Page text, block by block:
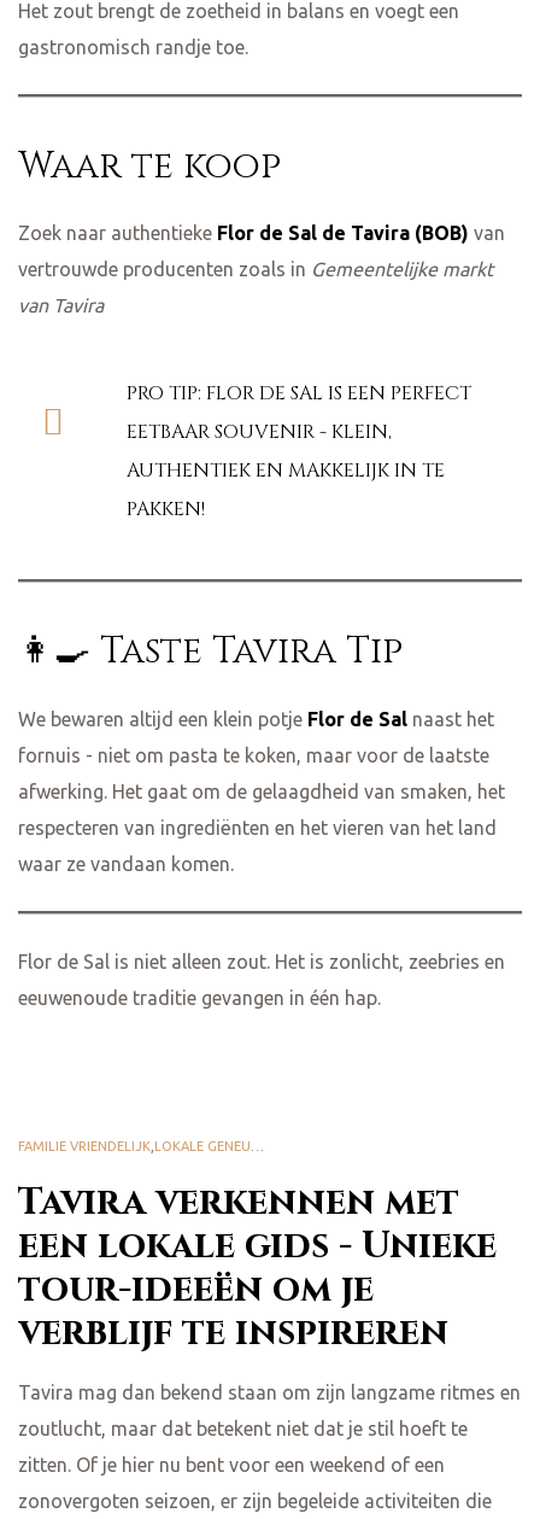
Het zout brengt de zoetheid in balans en voegt een
gastronomisch randje toe.
Waar te koop
Zoek naar authentieke Flor de Sal de Tavira (BOB) van
vertrouwde producenten zoals in Gemeentelijke markt
van Tavira
PRO TIP: FLOR DE SAL IS EEN PERFECT
EETBAAR SOUVENIR - KLEIN,
AUTHENTIEK EN MAKKELIJK IN TE
PAKKEN!
👩‍🍳 Taste Tavira Tip
We bewaren altijd een klein potje Flor de Sal naast het
fornuis - niet om pasta te koken, maar voor de laatste
afwerking. Het gaat om de gelaagdheid van smaken, het
respecteren van ingrediënten en het vieren van het land
waar ze vandaan komen.
Flor de Sal is niet alleen zout. Het is zonlicht, zeebries en
eeuwenoude traditie gevangen in één hap.
Tavira verkennen met
een lokale gids - Unieke
tour-ideeën om je
verblijf te inspireren
FAMILIE VRIENDELIJK LOKALE GENEUGTEN
Tavira mag dan bekend staan om zijn langzame ritmes en
zoutlucht, maar dat betekent niet dat je stil hoeft te
zitten. Of je hier nu bent voor een weekend of een
zonovergoten seizoen, er zijn begeleide activiteiten die